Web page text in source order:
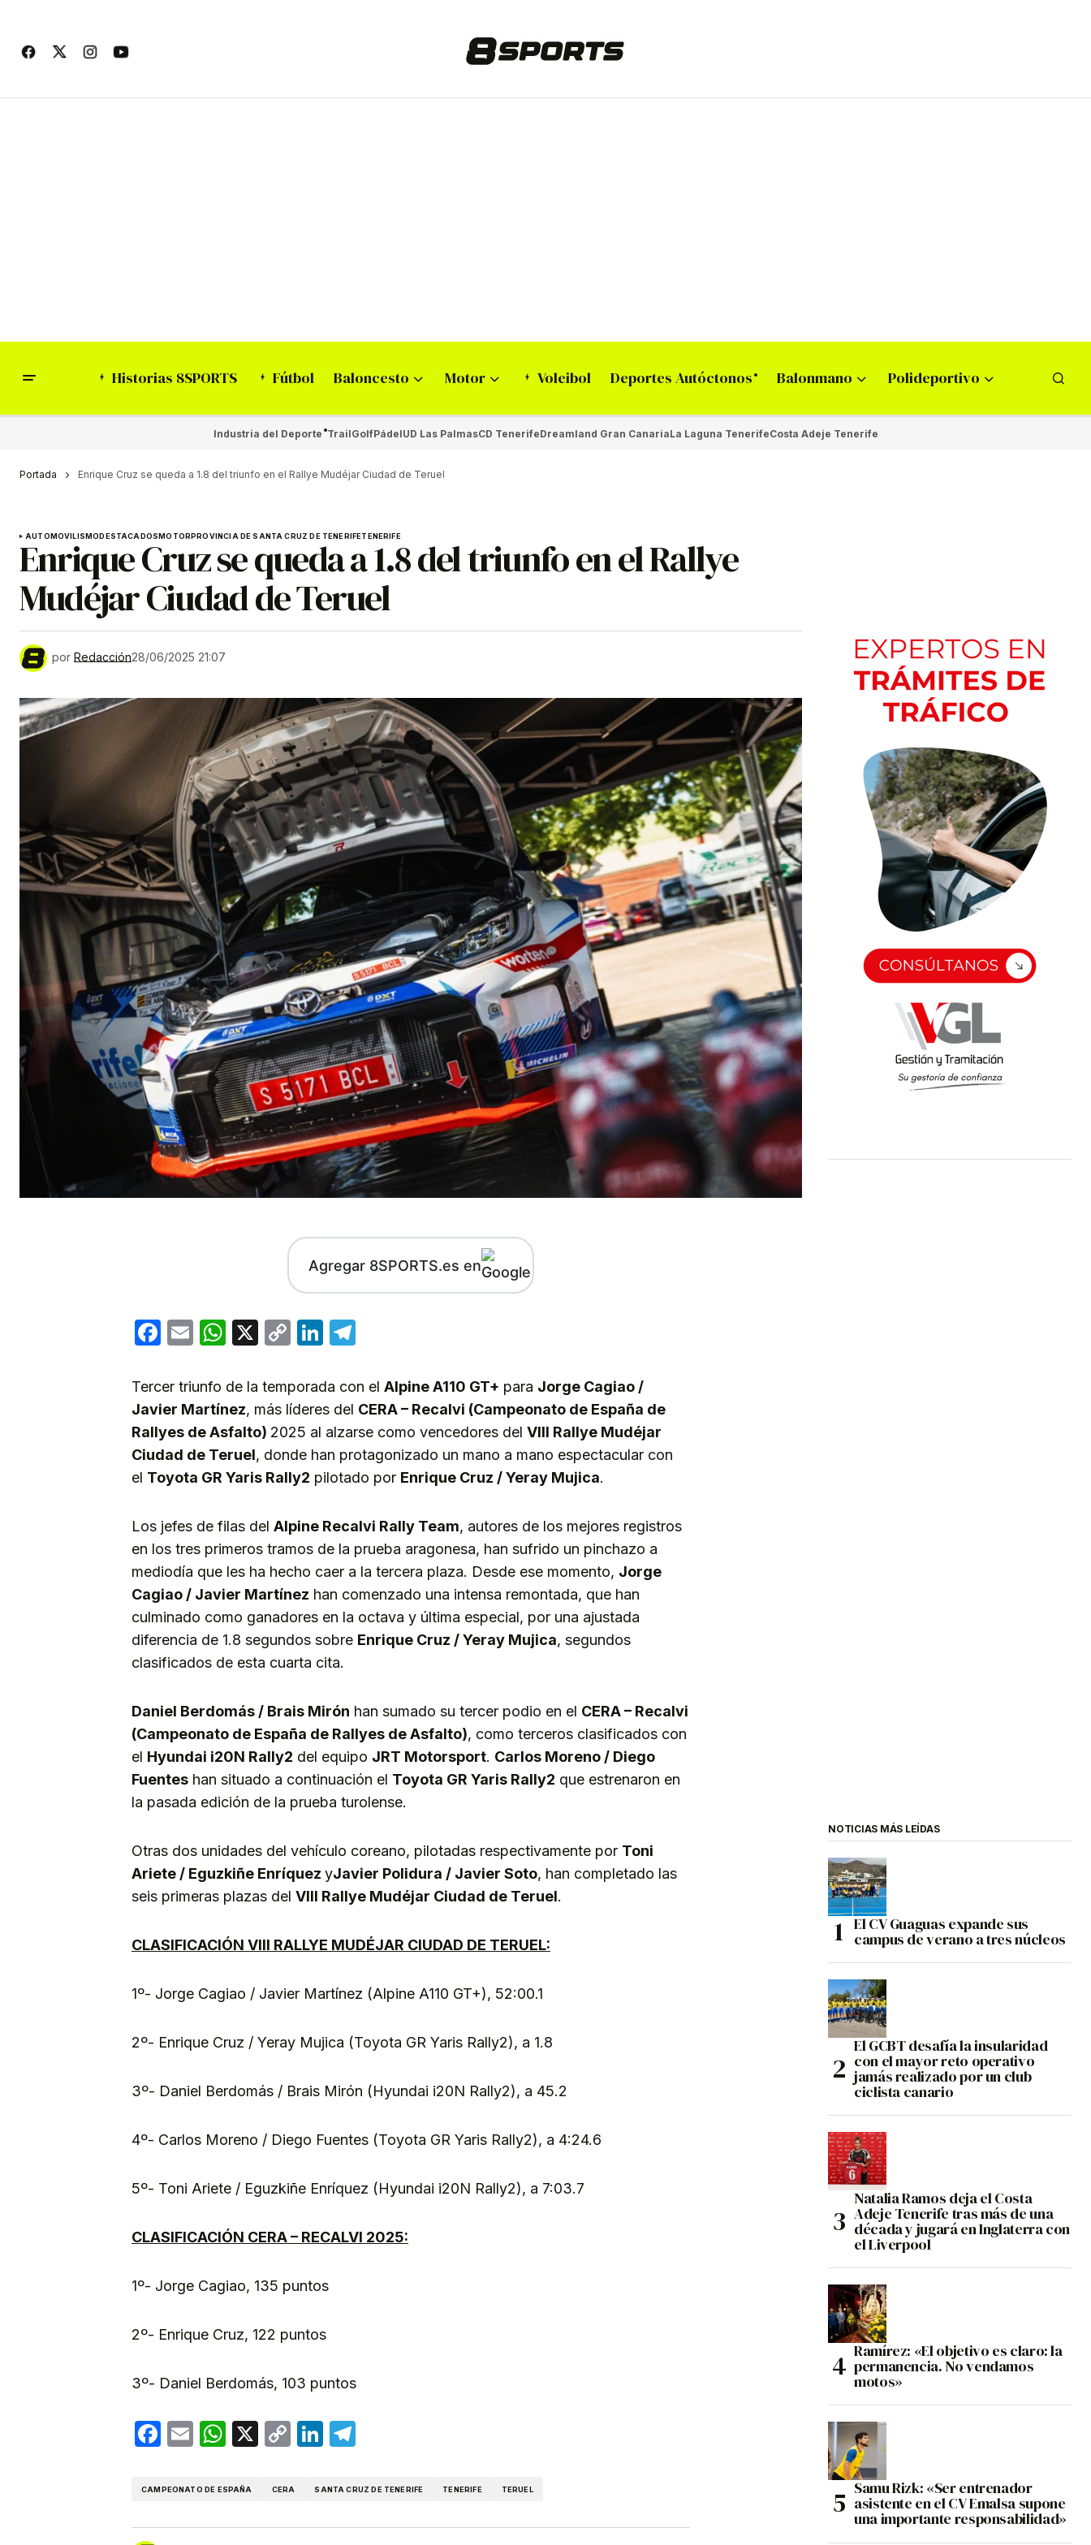
Historias 8SPORTS Fútbol Baloncesto Motor Voleibol Deportes Autóctonos Balonmano Polideportivo
Industria del Deporte TrailGolfPádelUD Las PalmasCD TenerifeDreamland Gran CanariaLa Laguna TenerifeCosta Adeje Tenerife
Portada Enrique Cruz se queda a 1.8 del triunfo en el Rallye Mudéjar Ciudad de Teruel
AUTOMOVILISMODESTACADOSMOTORPROVINCIA DE SANTA CRUZ DE TENERIFETENERIFE
Enrique Cruz se queda a 1.8 del triunfo en el Rallye
Mudéjar Ciudad de Teruel
por Redacción28/06/2025 21:07
Agregar 8SPORTS.es en
Facebook
EmailWhatsApp
X
CopyLinkedIn
Tercer triunfo de la temporada con el Alpine A110 GT+ para Jorge Cagiao /
Javier Martínez, más líderes del CERA – Recalvi (Campeonato de España de
Rallyes de Asfalto) 2025 al alzarse como vencedores del VIII Rallye Mudéjar
Ciudad de Teruel, donde han protagonizado un mano a mano espectacular con
el Toyota GR Yaris Rally2 pilotado por Enrique Cruz / Yeray Mujica.
Los jefes de filas del Alpine Recalvi Rally Team, autores de los mejores registros
en los tres primeros tramos de la prueba aragonesa, han sufrido un pinchazo a
mediodía que les ha hecho caer a la tercera plaza. Desde ese momento, Jorge
Cagiao / Javier Martínez han comenzado una intensa remontada, que han
culminado como ganadores en la octava y última especial, por una ajustada
diferencia de 1.8 segundos sobre Enrique Cruz / Yeray Mujica, segundos
clasificados de esta cuarta cita.
Daniel Berdomás / Brais Mirón han sumado su tercer podio en el CERA – Recalvi
(Campeonato de España de Rallyes de Asfalto), como terceros clasificados con
el Hyundai i20N Rally2 del equipo JRT Motorsport. Carlos Moreno / Diego
Fuentes han situado a continuación el Toyota GR Yaris Rally2 que estrenaron en
la pasada edición de la prueba turolense.
Otras dos unidades del vehículo coreano, pilotadas respectivamente por Toni
Ariete / Eguzkiñe Enríquez yJavier Polidura / Javier Soto, han completado las
seis primeras plazas del VIII Rallye Mudéjar Ciudad de Teruel.
CLASIFICACIÓN VIII RALLYE MUDÉJAR CIUDAD DE TERUEL:
1º- Jorge Cagiao / Javier Martínez (Alpine A110 GT+), 52:00.1
2º- Enrique Cruz / Yeray Mujica (Toyota GR Yaris Rally2), a 1.8
3º- Daniel Berdomás / Brais Mirón (Hyundai i20N Rally2), a 45.2
4º- Carlos Moreno / Diego Fuentes (Toyota GR Yaris Rally2), a 4:24.6
5º- Toni Ariete / Eguzkiñe Enríquez (Hyundai i20N Rally2), a 7:03.7
CLASIFICACIÓN CERA – RECALVI 2025:
1º- Jorge Cagiao, 135 puntos
2º- Enrique Cruz, 122 puntos
3º- Daniel Berdomás, 103 puntos
Facebook
EmailWhatsApp
X
CopyLinkedIn
CAMPEONATO DE ESPAÑA CERA SANTA CRUZ DE TENERIFE TENERIFE TERUEL
NOTICIAS MÁS LEÍDAS
El CV Guaguas expande sus
campus de verano a tres núcleos
El GCBT desafía la insularidad
con el mayor reto operativo
jamás realizado por un club
ciclista canario
Natalia Ramos deja el Costa
Adeje Tenerife tras más de una
década y jugará en Inglaterra con
el Liverpool
Ramírez: «El objetivo es claro: la
permanencia. No vendamos
motos»
Samu Rizk: «Ser entrenador
asistente en el CV Emalsa supone
una importante responsabilidad»